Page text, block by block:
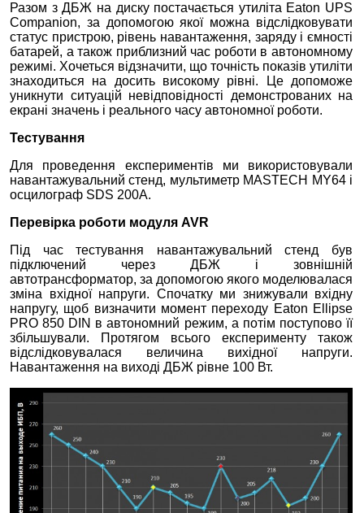
Разом з ДБЖ на диску постачається утиліта Eaton UPS
Companion, за допомогою якої можна відслідковувати
статус пристрою, рівень навантаження, заряду і ємності
батарей, а також приблизний час роботи в автономному
режимі. Хочеться відзначити, що точність показів утиліти
знаходиться на досить високому рівні. Це допоможе
уникнути ситуацій невідповідності демонстрованих на
екрані значень і реального часу автономної роботи.
Тестування
Для проведення експериментів ми використовували
навантажувальний стенд, мультиметр MASTECH MY64 і
осцилограф SDS 200A.
Перевірка роботи модуля AVR
Під час тестування навантажувальний стенд був
підключений через ДБЖ і зовнішній
автотрансформатор, за допомогою якого моделювалася
зміна вхідної напруги. Спочатку ми знижували вхідну
напругу, щоб визначити момент переходу Eaton Ellipse
PRO 850 DIN в автономний режим, а потім поступово її
збільшували. Протягом всього експерименту також
відслідковувалася величина вихідної напруги.
Навантаження на виході ДБЖ рівне 100 Вт.